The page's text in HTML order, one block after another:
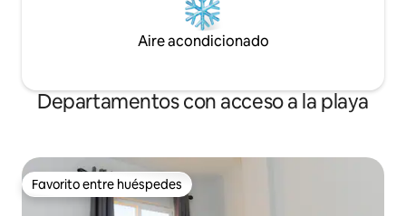
Aire acondicionado
Departamentos con acceso a la playa
Favorito entre huéspedes
Favorito entre huéspedes